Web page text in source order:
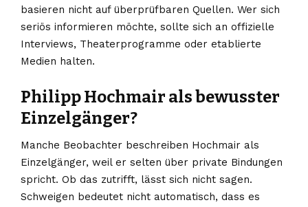
basieren nicht auf überprüfbaren Quellen. Wer sich
seriös informieren möchte, sollte sich an offizielle
Interviews, Theaterprogramme oder etablierte
Medien halten.
Philipp Hochmair als bewusster
Einzelgänger?
Manche Beobachter beschreiben Hochmair als
Einzelgänger, weil er selten über private Bindungen
spricht. Ob das zutrifft, lässt sich nicht sagen.
Schweigen bedeutet nicht automatisch, dass es